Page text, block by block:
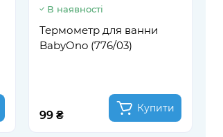
В наявності
Термометр для ванни
BabyOno (776/03)
99 ₴
Купити